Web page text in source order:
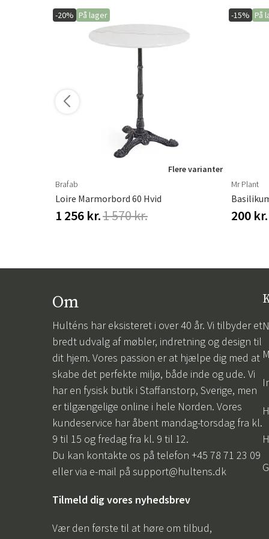
-20% På lager
Flere varianter
Brafab
Loire Marmorbord 60 Hvid
1 256 kr.1 570 kr.
-15% På
Mr Plant
200 kr.
Om
Hulténs har eksisteret i over 40 år. Vi tilbyder et
bredt udvalg af møbler, indretning og design til
dit hjem. Vores passion er at hjælpe dig med at
skabe det perfekte miljø, både inde og ude. Vi
har en fysisk butik i Staffanstorp, Sverige, men
er tilgængelige online i hele Norden. Vores
kundeservice har åbent mandag-torsdag fra kl.
9 til 15 og fredag fra kl. 9 til 12.
Du kan kontakte os på telefon +45 78 71 23 09
eller via e-mail på support@hultens.dk
Tilmeld dig vores nyhedsbrev
Vær den første til at høre om tilbud,